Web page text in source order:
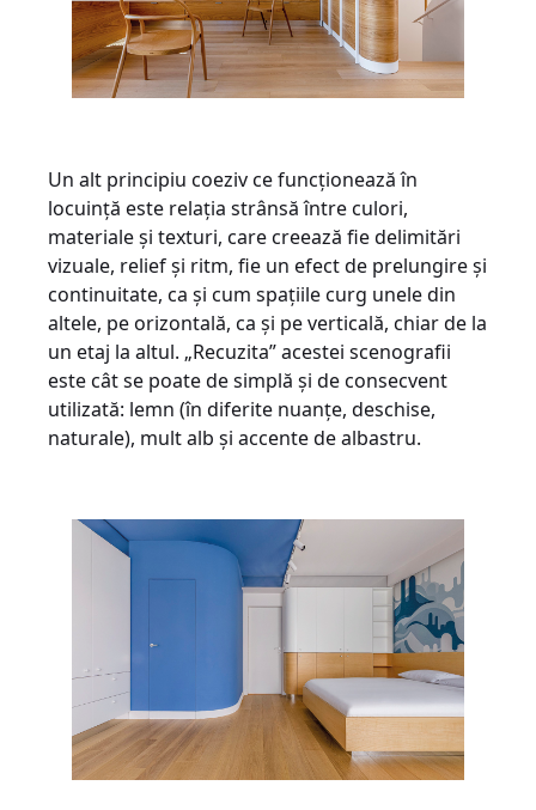
Un alt principiu coeziv ce funcționează în
locuință este relația strânsă între culori,
materiale și texturi, care creează fie delimitări
vizuale, relief și ritm, fie un efect de prelungire și
continuitate, ca și cum spațiile curg unele din
altele, pe orizontală, ca și pe verticală, chiar de la
un etaj la altul. „Recuzita” acestei scenografii
este cât se poate de simplă și de consecvent
utilizată: lemn (în diferite nuanțe, deschise,
naturale), mult alb și accente de albastru.